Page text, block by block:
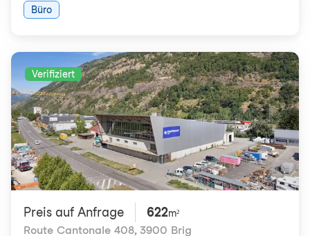
Büro
Verifiziert
Preis auf Anfrage 622m²
Route Cantonale 408, 3900 Brig